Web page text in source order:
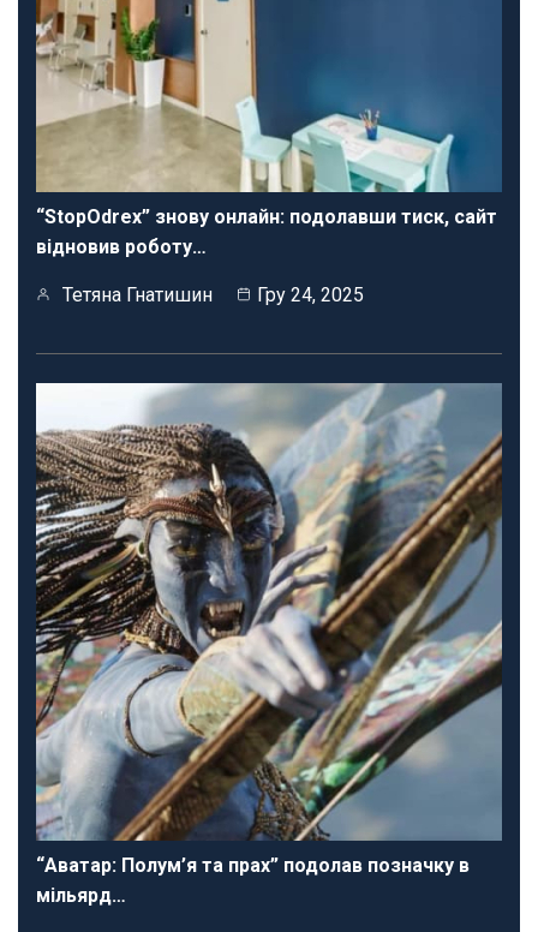
“StopOdrex” знову онлайн: подолавши тиск, сайт
відновив роботу…
Тетяна Гнатишин Гру 24, 2025
“Аватар: Полум’я та прах” подолав позначку в
мільярд…